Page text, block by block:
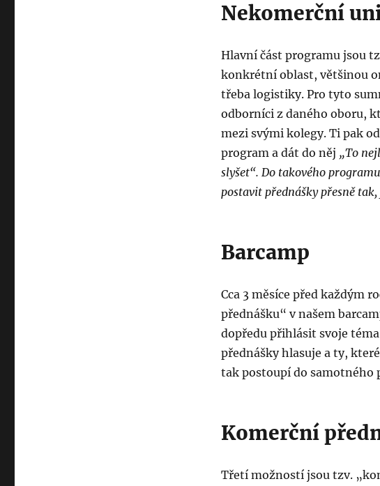
Nekomerční
Hlavní část programu jsou
konkrétní oblast, většinou
třeba logistiky. Pro tyto
odborníci z daného oboru,
mezi svými kolegy. Ti pak
program a dát do něj „To
slyšet“. Do takového
postavit přednášky přesně
Barcamp
Cca 3 měsíce před každým
přednášku“ v našem
dopředu přihlásit svoje
přednášky hlasuje a ty,
tak postoupí do samotného
Komerční
Třetí možností jsou tzv.